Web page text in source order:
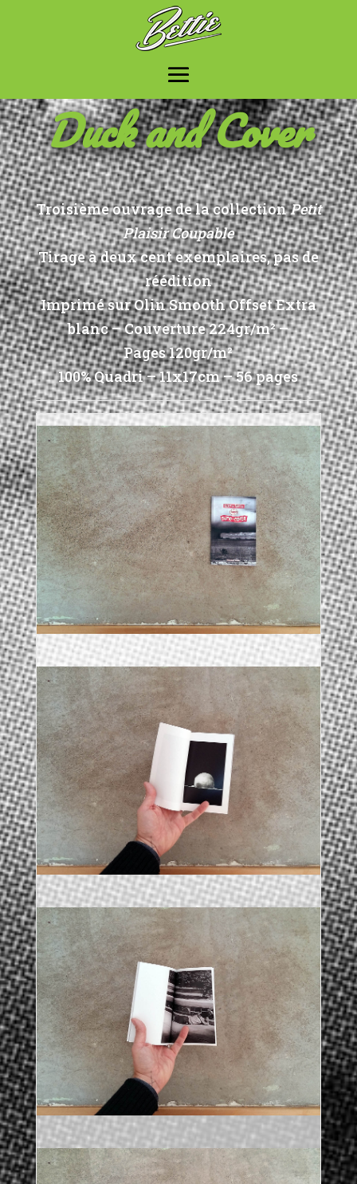
Duck and Cover
Troisième ouvrage de la collectionPetit
Plaisir Coupable
Tirage à deux cent exemplaires, pas de
réédition
Imprimé sur Olin Smooth Offset Extra
blanc – Couverture 224gr/m² –
Pages 120gr/m²
100% Quadri – 11x17cm – 56 pages